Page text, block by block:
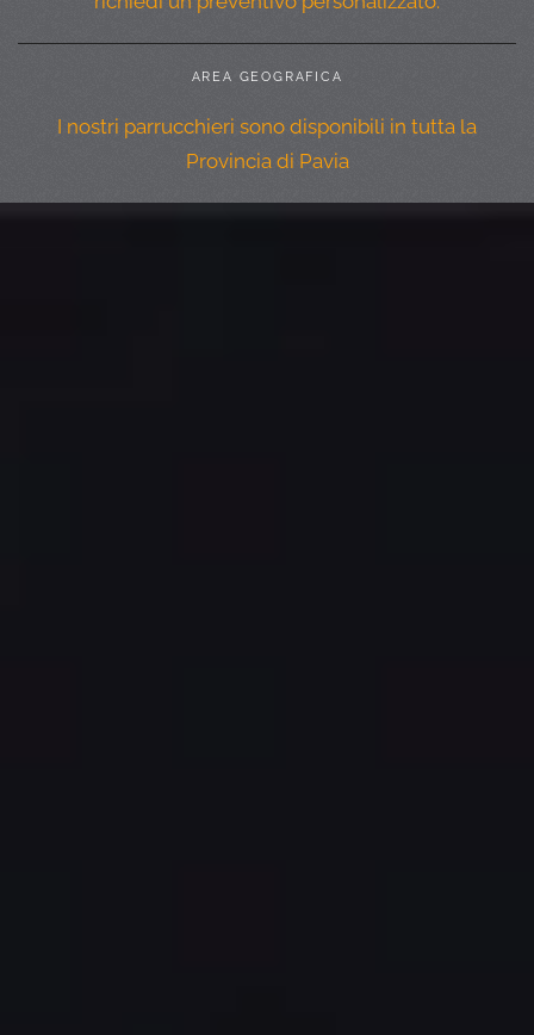
AREA GEOGRAFICA
I nostri parrucchieri sono disponibili in tutta la
Provincia di Pavia